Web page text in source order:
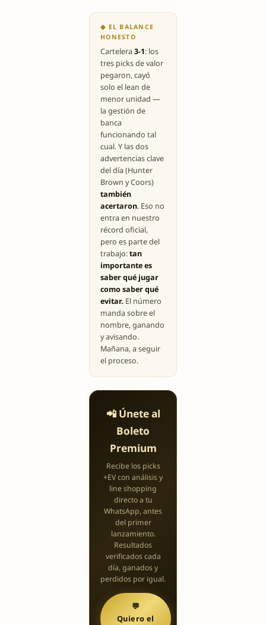
◆ EL BALANCE
HONESTO
Cartelera 3-1: los
tres picks de valor
pegaron, cayó
solo el lean de
menor unidad —
la gestión de
banca
funcionando tal
cual. Y las dos
advertencias clave
del día (Hunter
Brown y Coors)
también
acertaron. Eso no
entra en nuestro
récord oficial,
pero es parte del
trabajo:tan
importante es
saber qué jugar
como saber qué
evitar. El número
manda sobre el
nombre, ganando
y avisando.
Mañana, a seguir
el proceso.
📲 Únete al
Boleto
Premium
Recibe los picks
+EV con análisis y
line shopping
directo a tu
WhatsApp, antes
del primer
lanzamiento.
Resultados
verificados cada
día, ganados y
perdidos por igual.
💬
Quiero el